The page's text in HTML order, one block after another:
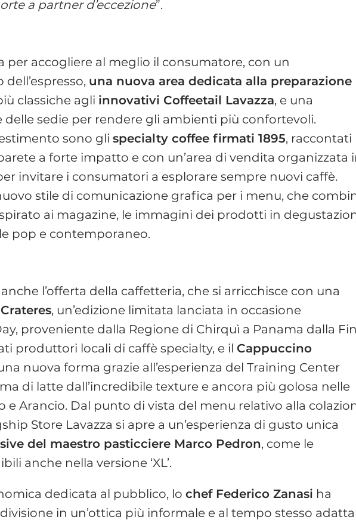
a partner d’eccezione”.
per accogliere al meglio il consumatore, con un
una nuova area dedicata alla preparazione
classiche agli innovativi Coffeetail Lavazza, e una
delle sedie per rendere gli ambienti più confortevoli.
sono glispecialty coffee firmati 1895, raccontati
a forte impatto e con un’area di vendita organizzata
invitare i consumatori a esplorare sempre nuovi caffè.
stile di comunicazione grafica per i menu, che
ai magazine, le immagini dei prodotti in
pop e contemporaneo.
l’offerta della caffetteria, che si arricchisce con una
, un’edizione limitata lanciata in occasione
proveniente dalla Regione di Chirquì a Panama dalla
produttori locali di caffè specialty, e il Cappuccino
nuova forma grazie all’esperienza del Training Center
di latte dall’incredibile texture e ancora più golosa nelle
e Arancio. Dal punto di vista del menu relativo alla
Store Lavazza si apre a un’esperienza di gusto unica
del maestro pasticciere Marco Pedron, come le
anche nella versione ‘XL’.
dedicata al pubblico, lochef Federico Zanasi ha
in un’ottica più informale e al tempo stesso adatta